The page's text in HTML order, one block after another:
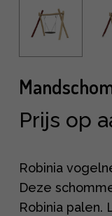
Prijs op
Robinia
Deze
Robinia palen.